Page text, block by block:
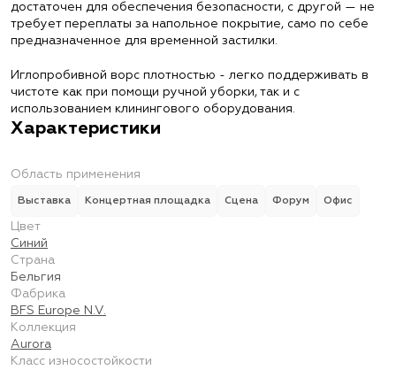
достаточен для обеспечения безопасности, с другой — не
требует переплаты за напольное покрытие, само по себе
предназначенное для временной застилки.
Иглопробивной ворс плотностью - легко поддерживать в
чистоте как при помощи ручной уборки, так и с
использованием клинингового оборудования.
Характеристики
Область применения
Выставка Концертная площадка Сцена Форум Офис
Цвет
Синий
Страна
Бельгия
Фабрика
BFS Europe N.V.
Коллекция
Aurora
Класс износостойкости